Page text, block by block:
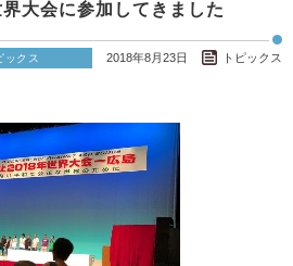
大会に参加してきました
ックス 2018年8月23日 トピックス